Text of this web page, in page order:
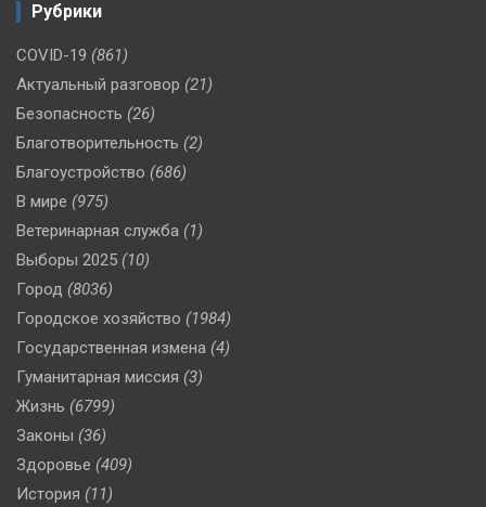
Рубрики
COVID-19 (861)
Актуальный разговор (21)
Безопасность (26)
Благотворительность (2)
Благоустройство (686)
В мире (975)
Ветеринарная служба (1)
Выборы 2025 (10)
Город (8036)
Городское хозяйство (1984)
Государственная измена (4)
Гуманитарная миссия (3)
Жизнь (6799)
Законы (36)
Здоровье (409)
История (11)